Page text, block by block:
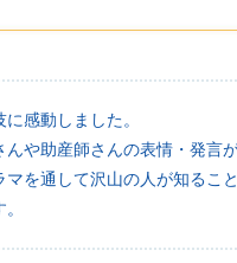
感動しました。
や助産師さんの表情・発言
を通して沢山の人が知るこ